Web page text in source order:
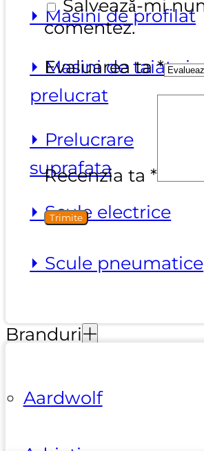
⏵ Masini de profilat
⏵ Masini de taiat si
prelucrat
⏵ Prelucrare
suprafata
⏵ Scule electrice
⏵ Scule pneumatice
Branduri
Aardwolf
Salvează-mi
comentez.
Evaluarea ta*
Recenzia ta *
Alte produse marca